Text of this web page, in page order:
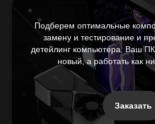
Подберем оптимальные
замену и тестирование и
детейлинг компьютера. Ваш ПК
новый, а работать как
Заказать